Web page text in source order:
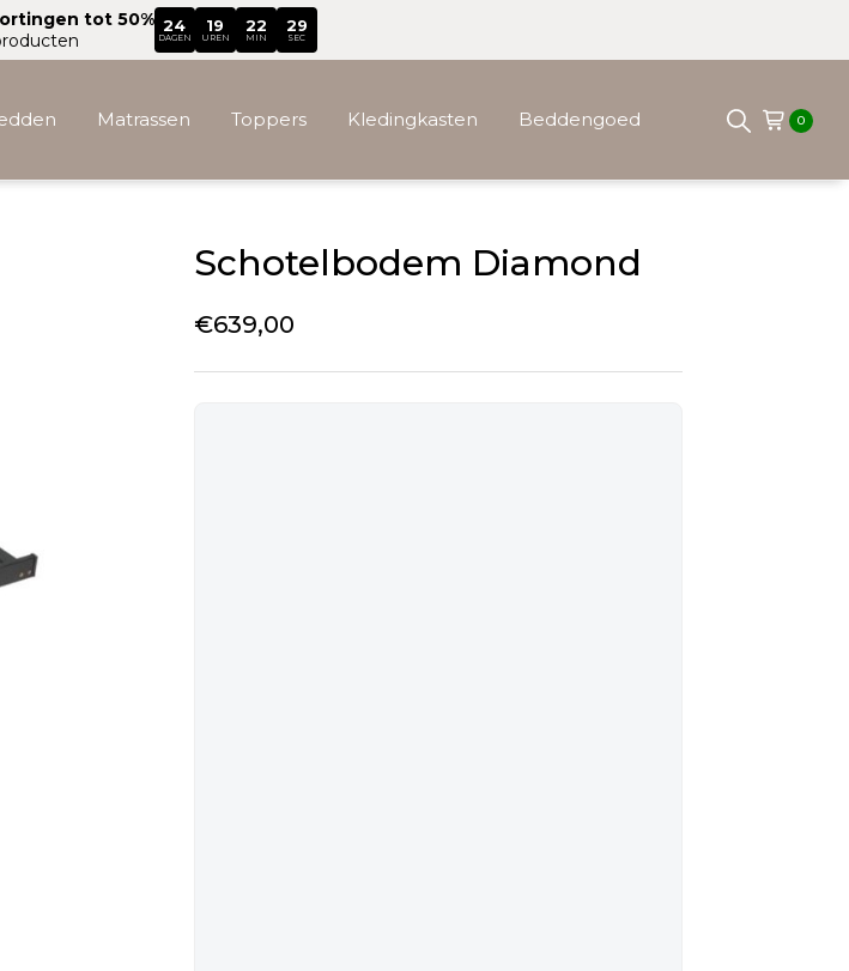
tot 50% 24
DAGEN
19
UREN
22
MIN
27
SEC
Matrassen Toppers Kledingkasten Beddengoed 0
Schotelbodem Diamond
€639,00